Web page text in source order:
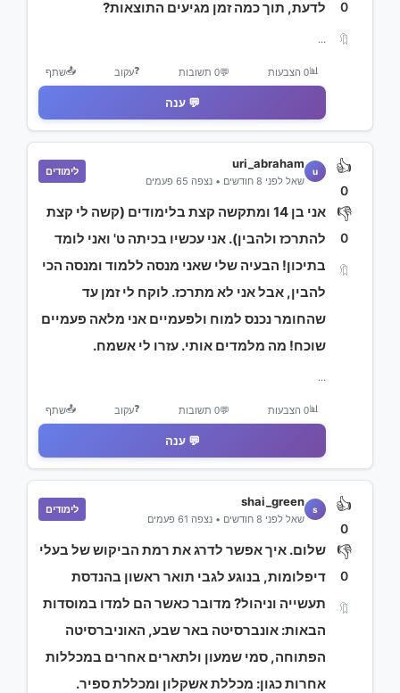
0
🔖
לדעת, תוך כמה זמן מגיעים התוצאות?
...
📊0 הצבעות 💬0 תשובות ❓עקוב 📤שתף
💬 ענה
👍
0
👎
0
🔖
u
uri_abraham
שאל לפני 8 חודשים • נצפה 65 פעמים
לימודים
אני בן 14 ומתקשה קצת בלימודים (קשה לי קצת
להתרכז ולהבין). אני עכשיו בכיתה ט' ואני לומד
בתיכון! הבעיה שלי שאני מנסה ללמוד ומנסה הכי
להבין, אבל אני לא מתרכז. לוקח לי זמן עד
שהחומר נכנס למוח ולפעמיים אני מלאה פעמיים
שוכח! מה מלמדים אותי. עזרו לי אשמח.
...
📊0 הצבעות 💬0 תשובות ❓עקוב 📤שתף
💬 ענה
👍
0
👎
0
🔖
s
shai_green
שאל לפני 8 חודשים • נצפה 61 פעמים
לימודים
שלום. איך אפשר לדרג את רמת הביקוש של בעלי
דיפלומות, בנוגע לגבי תואר ראשון בהנדסת
תעשייה וניהול? מדובר כאשר הם למדו במוסדות
הבאות: אונברסיטה באר שבע, האוניברסיטה
הפתוחה, סמי שמעון ולתארים אחרים במכללות
אחרות כגון: מכללת אשקלון ומכללת ספיר.